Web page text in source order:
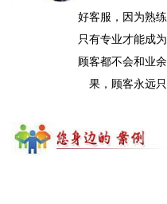
好客服，因为熟
只有专业才能成
顾客都不会和业
果，顾客永远